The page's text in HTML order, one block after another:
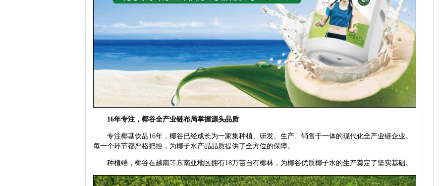
16年专注，椰谷全产业链布局掌握源头品质
专注椰基饮品16年，椰谷已经成长为一家集种植、研发、生产、销售于一体的现代化全产业链企业。
每一个环节都严格把控，为椰子水产品品质提供了全方位的保障。
种植端，椰谷在越南等东南亚地区拥有18万亩自有椰林，为椰谷优质椰子水的生产奠定了坚实基础。